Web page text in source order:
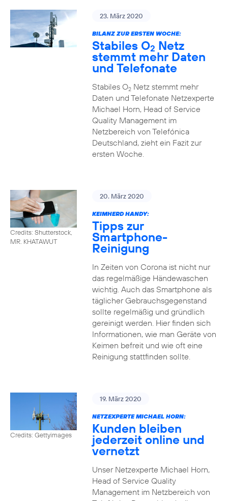
23. März 2020
BILANZ ZUR ERSTEN WOCHE:
Stabiles O2 Netz
stemmt mehr Daten
und Telefonate
Stabiles O2Netz stemmt mehr
Daten und Telefonate Netzexperte
Michael Horn, Head of Service
Quality Management im
Netzbereich von Telefónica
Deutschland, zieht ein Fazit zur
ersten Woche.
Credits: Shutterstock,
MR. KHATAWUT
20. März 2020
KEIMHERD HANDY:
Tipps zur
Smartphone-
Reinigung
In Zeiten von Corona ist nicht nur
das regelmäßige Händewaschen
wichtig. Auch das Smartphone als
täglicher Gebrauchsgegenstand
sollte regelmäßig und gründlich
gereinigt werden. Hier finden sich
Informationen, wie man Geräte von
Keimen befreit und wie oft eine
Reinigung stattfinden sollte.
Credits: Gettyimages
19. März 2020
NETZEXPERTE MICHAEL HORN:
Kunden bleiben
jederzeit online und
vernetzt
Unser Netzexperte Michael Horn,
Head of Service Quality
Management im Netzbereich von